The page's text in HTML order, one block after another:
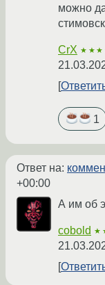
можно
CrX
1
Ответ на:
+00:00
А им об
cobold